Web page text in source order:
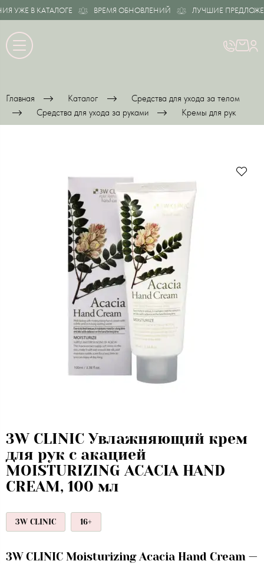
В КАТАЛОГЕ ВРЕМЯ ОБНОВЛЕНИЙ ЛУЧШИЕ
Главная Каталог
Средства для ухода за телом
Средства для ухода за руками
Кремы для рук
3W CLINIC Увлажняющий крем
для рук с акацией
MOISTURIZING ACACIA HAND
CREAM, 100 мл
3W CLINIC 16+
3W CLINIC Moisturizing Acacia Hand Cream —